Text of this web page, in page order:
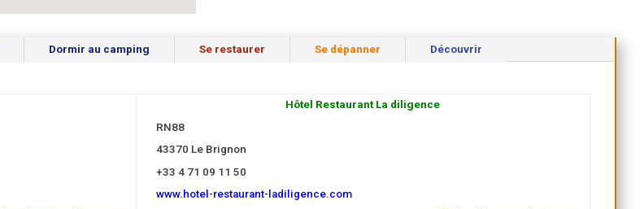
Dormir au camping Se restaurer Se dépanner Découvrir
Hôtel Restaurant La diligence
RN88
43370 Le Brignon
+33 4 71 09 11 50
www.hotel-restaurant-ladiligence.com